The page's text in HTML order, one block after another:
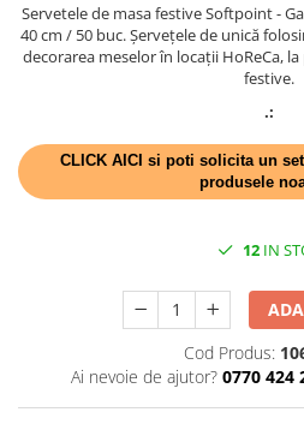
DELUXE LIGHT
DELUXE, 4 straturi
PORT-TACAMURI
TRAVERSE DE MASA
NAPROANE MASA
CAPACE, COASTERE & BAVETE
Servetele de masa festive Softpoint -
40 cm / 50 buc. Șervețele de unică
decorarea meselor în locații HoReCa,
festive.
.:
CLICK AICI si poti solicita un
produsele
12IN
Cod Produs:
Ai nevoie de ajutor? 0770 424